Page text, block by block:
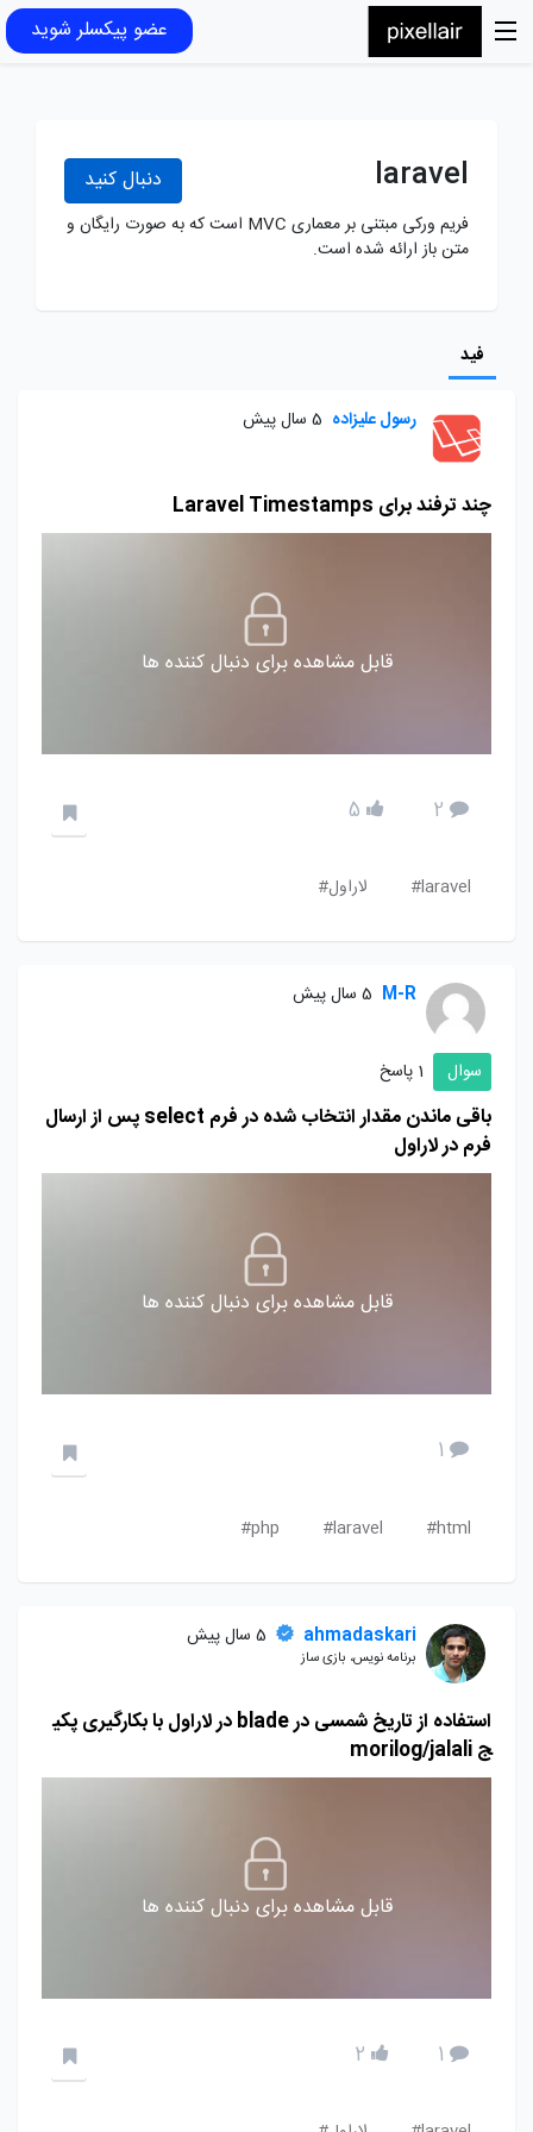
عضو پیکسلر شوید
laravel دنبال کنید
فریم ورکی مبتنی بر معماری MVC است که به صورت رایگان و
متن باز ارائه شده است.
فید
رسول علیزاده 5 سال پیش
چند ترفند برای Laravel Timestamps
قابل مشاهده برای دنبال کننده ها
2
5
laravel# لاراول#
M-R 5 سال پیش
سوال 1 پاسخ
باقی ماندن مقدار انتخاب شده در فرم select پس از ارسال
فرم در لاراول
قابل مشاهده برای دنبال کننده ها
1
html#
laravel#
php#
ahmadaskari 5 سال پیش
برنامه نویس، بازی ساز
استفاده از تاریخ شمسی در blade در لاراول با بکارگیری پکی
ج morilog/jalali
قابل مشاهده برای دنبال کننده ها
1
2